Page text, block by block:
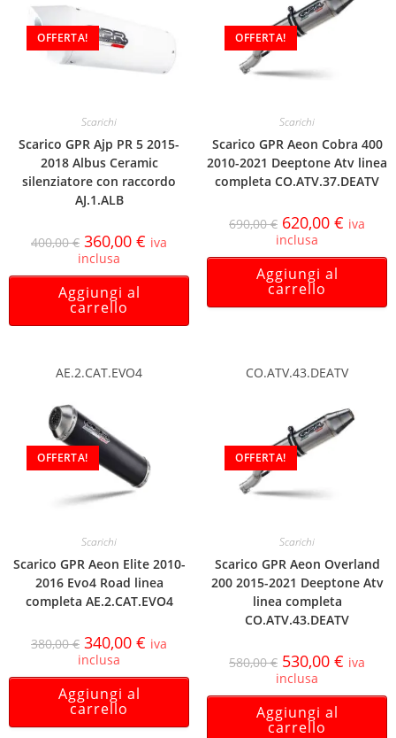
OFFERTA!
Scarichi
Scarico GPR Ajp PR 5 2015-
2018 Albus Ceramic
silenziatore con raccordo
AJ.1.ALB
400,00€ 360,00 € iva
inclusa
Aggiungi al
carrello
OFFERTA!
Scarichi
Scarico GPR Aeon Cobra 400
2010-2021 Deeptone Atv linea
completa CO.ATV.37.DEATV
690,00€ 620,00 € iva
inclusa
Aggiungi al
carrello
AE.2.CAT.EVO4
OFFERTA!
Scarichi
Scarico GPR Aeon Elite 2010-
2016 Evo4 Road linea
completa AE.2.CAT.EVO4
380,00€ 340,00 € iva
inclusa
Aggiungi al
carrello
CO.ATV.43.DEATV
OFFERTA!
Scarichi
Scarico GPR Aeon Overland
200 2015-2021 Deeptone Atv
linea completa
CO.ATV.43.DEATV
580,00€ 530,00 € iva
inclusa
Aggiungi al
carrello